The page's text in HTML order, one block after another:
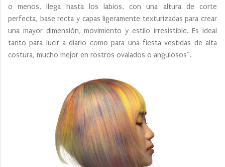
o menos, llega hasta los labios, con una altura de corte
perfecta, base recta y capas ligeramente texturizadas para crear
una mayor dimensión, movimiento y estilo irresistible. Es ideal
tanto para lucir a diario como para una fiesta vestidas de alta
costura, mucho mejor en rostros ovalados o angulosos”.